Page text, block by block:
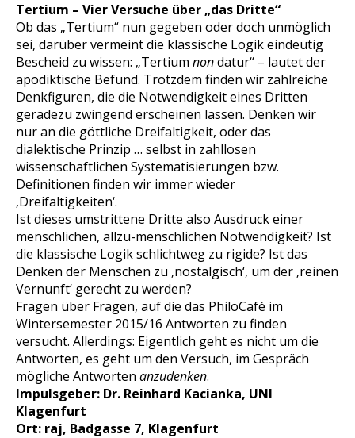
Tertium – Vier Versuche über „das Dritte“
Ob das „Tertium“ nun gegeben oder doch unmöglich
sei, darüber vermeint die klassische Logik eindeutig
Bescheid zu wissen: „Tertium nondatur“ – lautet der
apodiktische Befund. Trotzdem finden wir zahlreiche
Denkfiguren, die die Notwendigkeit eines Dritten
geradezu zwingend erscheinen lassen. Denken wir
nur an die göttliche Dreifaltigkeit, oder das
dialektische Prinzip … selbst in zahllosen
wissenschaftlichen Systematisierungen bzw.
Definitionen finden wir immer wieder
‚Dreifaltigkeiten‘.
Ist dieses umstrittene Dritte also Ausdruck einer
menschlichen, allzu-menschlichen Notwendigkeit? Ist
die klassische Logik schlichtweg zu rigide? Ist das
Denken der Menschen zu ‚nostalgisch‘, um der ‚reinen
Vernunft‘ gerecht zu werden?
Fragen über Fragen, auf die das PhiloCafé im
Wintersemester 2015/16 Antworten zu finden
versucht. Allerdings: Eigentlich geht es nicht um die
Antworten, es geht um den Versuch, im Gespräch
mögliche Antworten anzudenken.
Impulsgeber: Dr. Reinhard Kacianka, UNI
Klagenfurt
Ort: raj, Badgasse 7, Klagenfurt